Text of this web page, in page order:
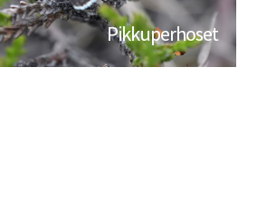
Pikkuperhoset